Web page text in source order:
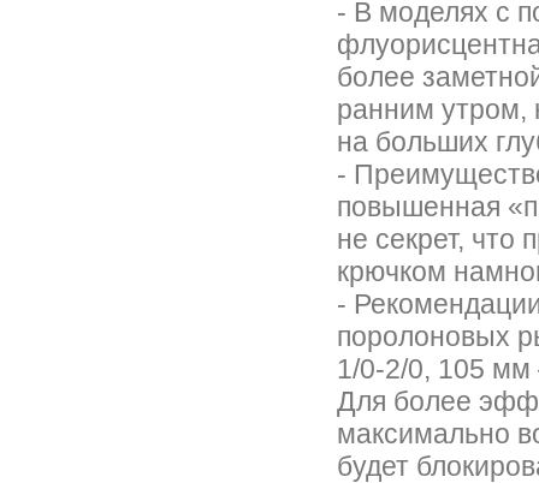
- В моделях с
более
ранним утром,
на больших
-
повышенная
не секрет, что
крючком
-
поролоновых
1/0-2/0, 105
Для более
максимально
будет